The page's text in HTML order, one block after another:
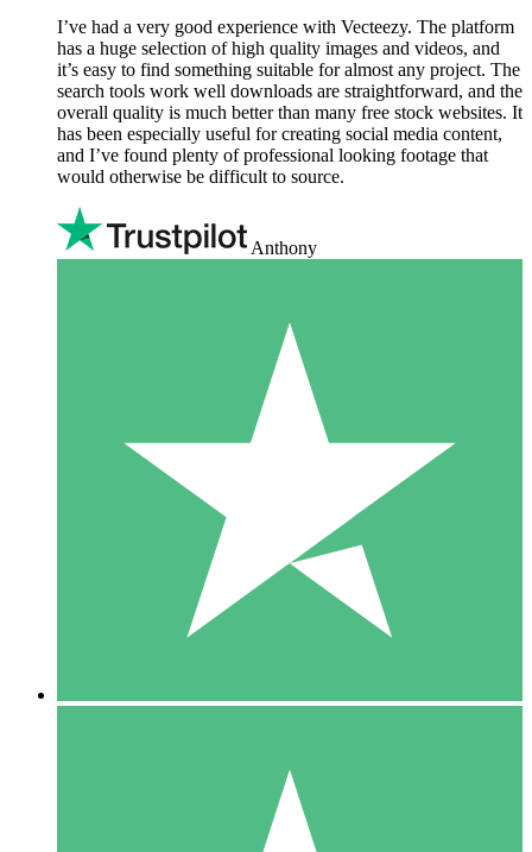
I’ve had a very good experience with Vecteezy. The platform
has a huge selection of high quality images and videos, and
it’s easy to find something suitable for almost any project. The
search tools work well downloads are straightforward, and the
overall quality is much better than many free stock websites. It
has been especially useful for creating social media content,
and I’ve found plenty of professional looking footage that
would otherwise be difficult to source.
Anthony